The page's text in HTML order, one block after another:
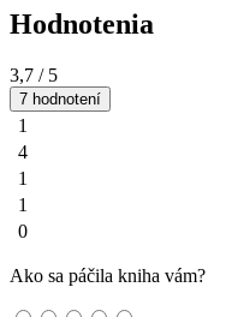
Hodnotenia
3,7 / 5
7 hodnotení
1
4
1
1
0
Ako sa páčila kniha vám?